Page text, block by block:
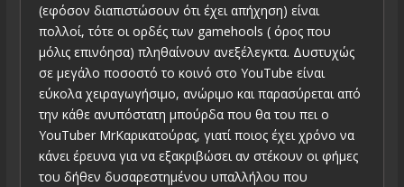
(εφόσον διαπιστώσουν ότι έχει απήχηση) είναι
πολλοί, τότε οι ορδές των gamehools ( όρος που
μόλις επινόησα) πληθαίνουν ανεξέλεγκτα. Δυστυχώς
σε μεγάλο ποσοστό το κοινό στο YouTube είναι
εύκολα χειραγωγήσιμο, ανώριμο και παρασύρεται από
την κάθε ανυπόστατη μπούρδα που θα του πει ο
YouTuber MrΚαρικατούρας, γιατί ποιος έχει χρόνο να
κάνει έρευνα για να εξακριβώσει αν στέκουν οι φήμες
του δήθεν δυσαρεστημένου υπαλλήλου που